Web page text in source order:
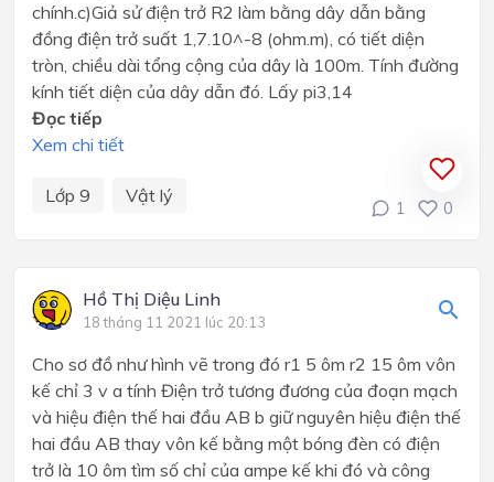
chính.c)Giả sử điện trở R2 làm bằng dây dẫn bằng
đồng điện trở suất 1,7.10^-8 (ohm.m), có tiết diện
tròn, chiều dài tổng cộng của dây là 100m. Tính đường
kính tiết diện của dây dẫn đó. Lấy pi3,14
Đọc tiếp
Xem chi tiết
Lớp 9 Vật lý
1 0
Hồ Thị Diệu Linh
18 tháng 11 2021 lúc 20:13
Cho sơ đồ như hình vẽ trong đó r1 5 ôm r2 15 ôm vôn
kế chỉ 3 v a tính Điện trở tương đương của đoạn mạch
và hiệu điện thế hai đầu AB b giữ nguyên hiệu điện thế
hai đầu AB thay vôn kế bằng một bóng đèn có điện
trở là 10 ôm tìm số chỉ của ampe kế khi đó và công